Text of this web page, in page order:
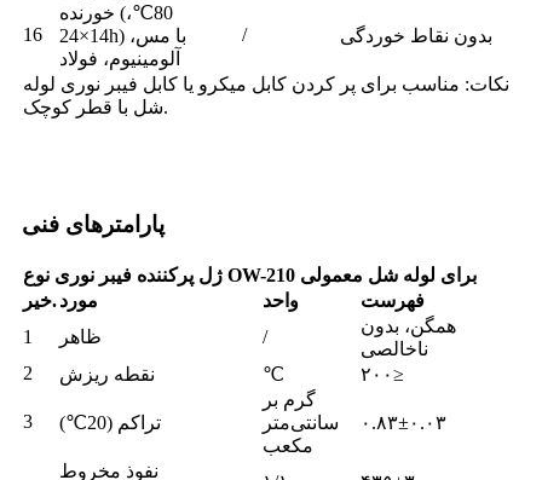
16
خورنده (80℃،
14×24h) با مس،
آلومینیوم، فولاد
/ بدون نقاط خوردگی
نکات: مناسب برای پر کردن کابل میکرو یا کابل فیبر نوری لوله
شل با قطر کوچک.
پارامترهای فنی
ژل پرکننده فیبر نوری نوع OW-210 برای لوله شل معمولی
خیر.مورد واحد
فهرست
1
ظاهر /
همگن، بدون
ناخالصی
2
نقطه ریزش ℃ ۲۰۰≥
3 تراکم (20℃)
گرم بر
سانتی‌متر
مکعب
۰.۸۳±۰.۰۳
نفوذ مخروط